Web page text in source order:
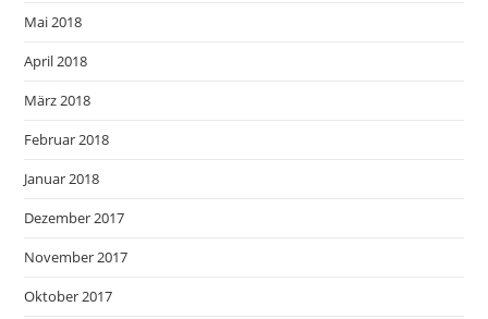
Mai 2018
April 2018
März 2018
Februar 2018
Januar 2018
Dezember 2017
November 2017
Oktober 2017